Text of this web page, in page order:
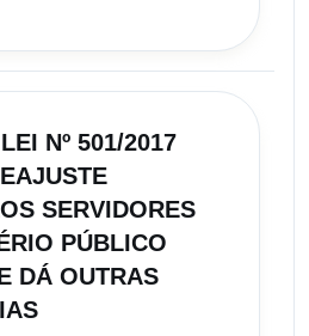
Nº 501/2017
SERVIDORES
PÚBLICO
DÁ OUTRAS